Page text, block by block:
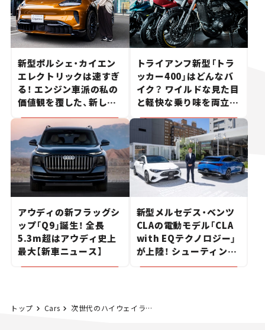
新型ポルシェ・カイエン
エレクトリックは速すぎ
る！ エンジン車派の私の
価値観を覆した、新しい
ポルシェの走り。
トライアンフ新型「トラ
ッカー400」はどんなバ
イク？ ワイルドな見た目
と軽快な乗り味を両立し
た400ccフラットトラッ
カー【試乗レビュー】
アウディの新フラッグシ
ップ「Q9」誕生！ 全長
5.3m超はアウディ史上
最大【新車ニュース】
新型メルセデス・ベンツ
CLAの電動モデル「CLA
with EQテクノロジー」
が上陸！ シューティング
ブレークも発売【新車ニ
トップ Cars 次世代のハイウェイラジオ「Eｰハイラジ」、NEXCO東日本が実証実験を開始。